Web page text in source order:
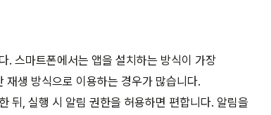
. 스마트폰에서는 앱을 설치하는 방식이 가장
생 방식으로 이용하는 경우가 많습니다.
뒤, 실행 시 알림 권한을 허용하면 편합니다. 알림을